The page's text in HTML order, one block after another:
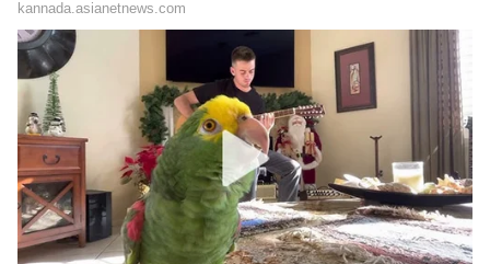
ಮಾಹಿತಿಯನ್ನು ಪತ್ರ ಮುಖೇನ ಕಂಪೆನಿಗೂ ಕಳುಹಿಸಿ, ಇತರ
ಉದ್ಯೋಗಿಗಳ ಜೀವ ಕಾಪಾಡುವಂತೆ ತಿಳಿಸಿದ್ದಾರೆ.
ನಗುಮೊಗದಿಂದಲೇ ರ‍್ಯಾಂಪ್ ವಾಕ್ ಮುಗಿಸಿ, ಸಾವನ್ನು
ಜಯಿಸಲು ಆಸ್ಪತ್ರೆಗೆ ದಾಖಲಾದ ನಟಿ ಹಿನಾ ಖಾನ್!